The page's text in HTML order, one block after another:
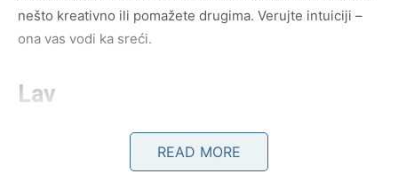
nešto kreativno ili pomažete drugima. Verujte intuiciji –
ona vas vodi ka sreći.
Lav
Lav danas sija kao nikad pre. Zvezde mu daju moć,
magnetizam i sposobnost da osvoji sve što poželi. Na
READ MORE